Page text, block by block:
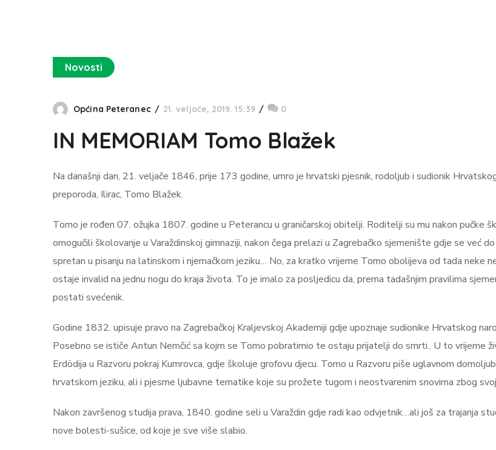
Novosti
Općina Peteranec 21. veljače, 2019. 15:39 0
IN MEMORIAM Tomo Blažek
Na današnji dan, 21. veljače 1846, prije 173 godine, umro je hrvatski pjesnik, rodoljub i sudionik
preporoda, Ilirac, Tomo Blažek.
Tomo je rođen 07. ožujka 1807. godine u Peterancu u graničarskoj obitelji. Roditelji su mu nakon pučke
omogučili školovanje u Varaždinskoj gimnaziji, nakon čega prelazi u Zagrebačko sjemenište gdje se već
spretan u pisanju na latinskom i njemačkom jeziku… No, za kratko vrijeme Tomo obolijeva od tada neke
ostaje invalid na jednu nogu do kraja života. To je imalo za posljedicu da, prema tadašnjim pravilima
postati svećenik.
Godine 1832. upisuje pravo na Zagrebačkoj Kraljevskoj Akademiji gdje upoznaje sudionike Hrvatskog
Posebno se ističe Antun Nemčić sa kojm se Tomo pobratimio te ostaju prijatelji do smrti.. U to vrijeme
Erdödija u Razvoru pokraj Kumrovca, gdje školuje grofovu djecu. Tomo u Razvoru piše uglavnom
hrvatskom jeziku, ali i pjesme ljubavne tematike koje su prožete tugom i neostvarenim snovima zbog
Nakon završenog studija prava, 1840. godine seli u Varaždin gdje radi kao odvjetnik…ali još za trajanja
nove bolesti-sušice, od koje je sve više slabio.